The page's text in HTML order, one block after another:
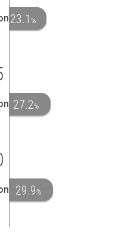
23.1 %
27.2%
29.9 %